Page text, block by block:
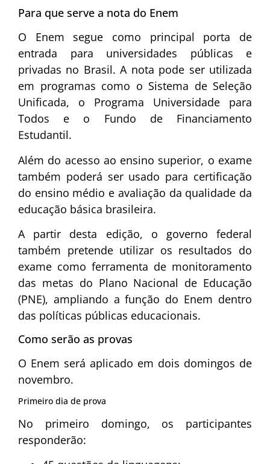
Para que serve a nota do Enem
O Enem segue como principal porta de
entrada para universidades públicas e
privadas no Brasil. A nota pode ser utilizada
em programas como o Sistema de Seleção
Unificada, o Programa Universidade para
Todos e o Fundo de Financiamento
Estudantil.
Além do acesso ao ensino superior, o exame
também poderá ser usado para certificação
do ensino médio e avaliação da qualidade da
educação básica brasileira.
A partir desta edição, o governo federal
também pretende utilizar os resultados do
exame como ferramenta de monitoramento
das metas do Plano Nacional de Educação
(PNE), ampliando a função do Enem dentro
das políticas públicas educacionais.
Como serão as provas
O Enem será aplicado em dois domingos de
novembro.
Primeiro dia de prova
No primeiro domingo, os participantes
responderão: